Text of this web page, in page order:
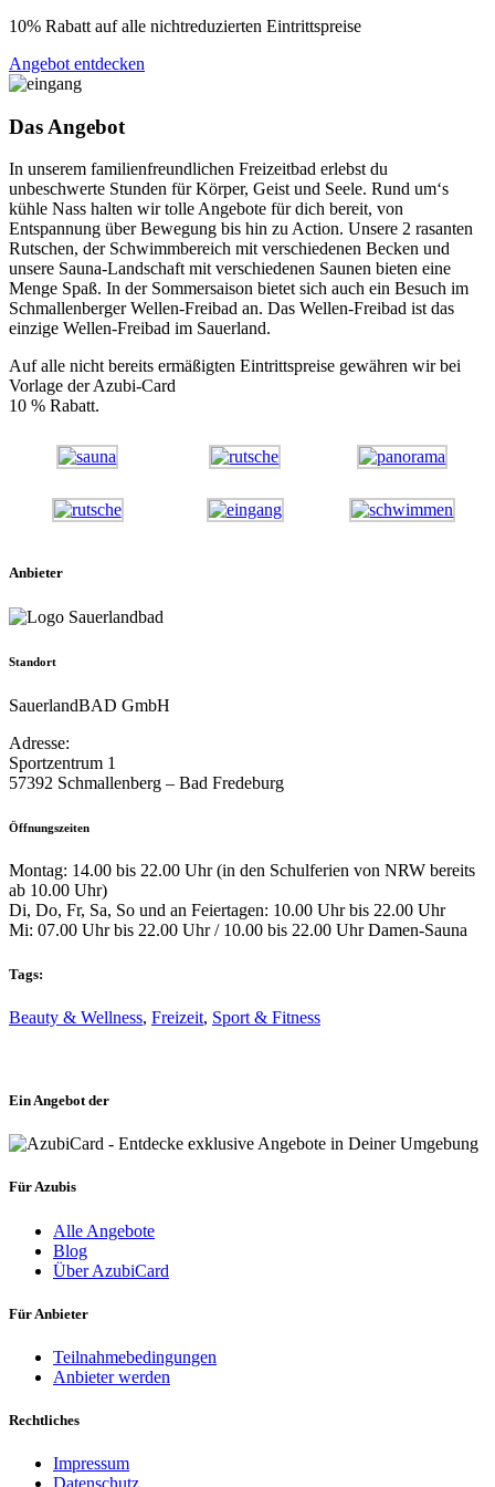
10% Rabatt auf alle nichtreduzierten Eintrittspreise
Angebot entdecken
Das Angebot
In unserem familienfreundlichen Freizeitbad erlebst du
unbeschwerte Stunden für Körper, Geist und Seele. Rund um‘s
kühle Nass halten wir tolle Angebote für dich bereit, von
Entspannung über Bewegung bis hin zu Action. Unsere 2 rasanten
Rutschen, der Schwimmbereich mit verschiedenen Becken und
unsere Sauna-Landschaft mit verschiedenen Saunen bieten eine
Menge Spaß. In der Sommersaison bietet sich auch ein Besuch im
Schmallenberger Wellen-Freibad an. Das Wellen-Freibad ist das
einzige Wellen-Freibad im Sauerland.
Auf alle nicht bereits ermäßigten Eintrittspreise gewähren wir bei
Vorlage der Azubi-Card
10 % Rabatt.
Anbieter
Standort
SauerlandBAD GmbH
Adresse:
Sportzentrum 1
57392 Schmallenberg – Bad Fredeburg
Öffnungszeiten
Montag: 14.00 bis 22.00 Uhr (in den Schulferien von NRW bereits
ab 10.00 Uhr)
Di, Do, Fr, Sa, So und an Feiertagen: 10.00 Uhr bis 22.00 Uhr
Mi: 07.00 Uhr bis 22.00 Uhr / 10.00 bis 22.00 Uhr Damen-Sauna
Tags:
Beauty & Wellness, Freizeit, Sport & Fitness
Ein Angebot der
Für Azubis
Alle Angebote
Blog
Über AzubiCard
Für Anbieter
Teilnahmebedingungen
Anbieter werden
Rechtliches
Impressum